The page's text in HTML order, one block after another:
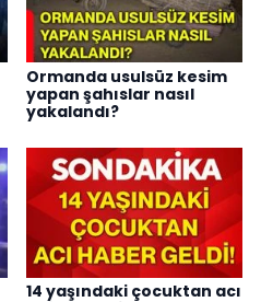
Ormanda usulsüz kesim
yapan şahıslar nasıl
yakalandı?
14 yaşındaki çocuktan acı